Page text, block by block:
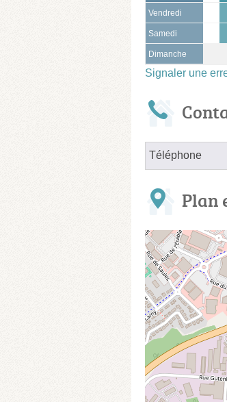
Vendredi
Samedi
Dimanche
Signaler une
Téléphone
Plan